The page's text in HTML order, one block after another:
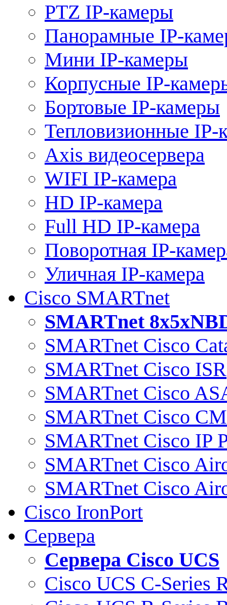
PTZ IP-камеры
Панорамные IP-
Мини IP-камеры
Корпусные IP-
Бортовые IP-камеры
Тепловизионные IP-
Axis видеосервера
WIFI IP-камера
HD IP-камера
Full HD IP-камера
Поворотная IP-
Уличная IP-камера
Cisco SMARTnet
SMARTnet
SMARTnet Cisco
SMARTnet Cisco ISR
SMARTnet Cisco
SMARTnet Cisco
SMARTnet Cisco IP
SMARTnet Cisco
SMARTnet Cisco
Cisco IronPort
Сервера
Сервера Cisco UCS
Cisco UCS C-Series